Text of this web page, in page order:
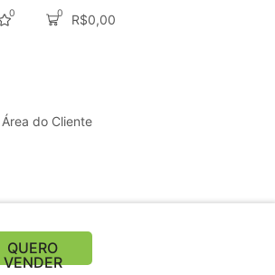
0 0 R$0,00
Área do Cliente
QUERO
VENDER